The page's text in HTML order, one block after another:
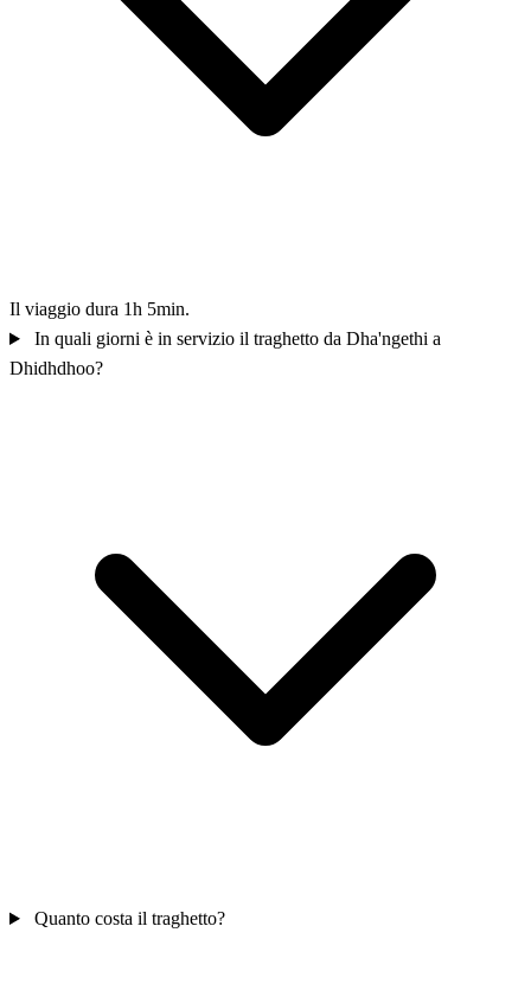
Il viaggio dura 1h 5min.
In quali giorni è in servizio il traghetto da Dha'ngethi a
Dhidhdhoo?
Quanto costa il traghetto?